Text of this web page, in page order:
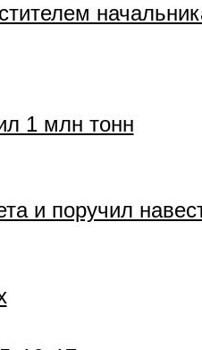
1 млн тонн
и поручил